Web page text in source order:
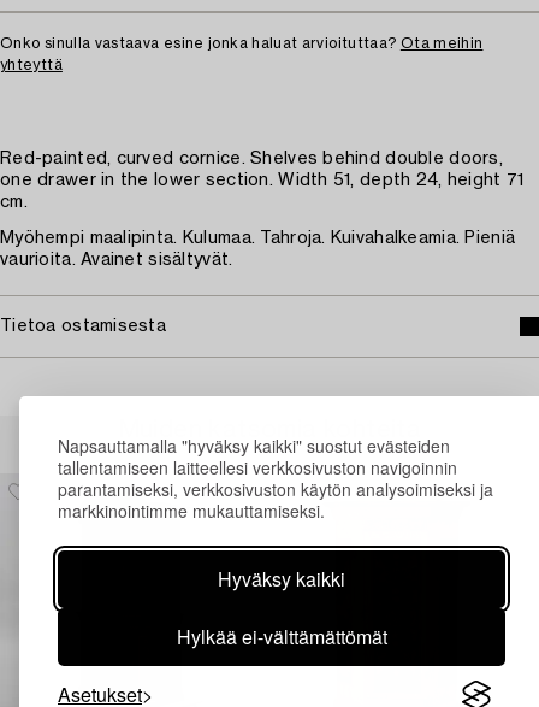
Napsauttamalla "hyväksy kaikki" suostut evästeiden
tallentamiseen laitteellesi verkkosivuston navigoinnin
parantamiseksi, verkkosivuston käytön analysoimiseksi ja
markkinointimme mukauttamiseksi.
Hyväksy kaikki
Hylkää ei-välttämättömät
Asetukset
Onko sinulla vastaava esine jonka haluat arvioituttaa? Ota meihin
yhteyttä
Red-painted, curved cornice. Shelves behind double doors,
one drawer in the lower section. Width 51, depth 24, height 71
cm.
Myöhempi maalipinta. Kulumaa. Tahroja. Kuivahalkeamia. Pieniä
vaurioita. Avainet sisältyvät.
Tietoa ostamisesta